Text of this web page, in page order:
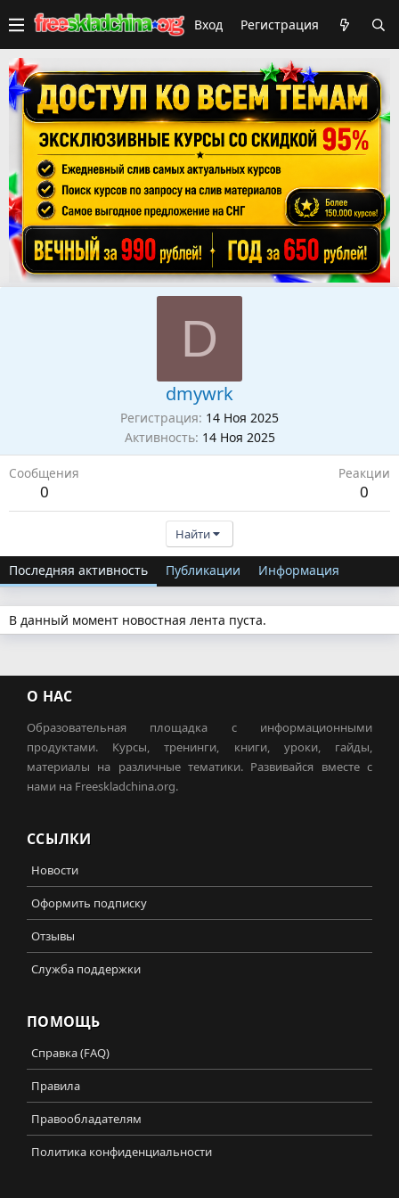
Вход Регистрация
D
dmywrk
Регистрация 14 Ноя 2025
Активность 14 Ноя 2025
Сообщения
0
Реакции
0
Найти
Последняя активность Публикации Информация
В данный момент новостная лента пуста.
О НАС
Образовательная площадка с информационными
продуктами. Курсы, тренинги, книги, уроки, гайды,
материалы на различные тематики. Развивайся вместе с
нами на Freeskladchina.org.
ССЫЛКИ
Новости
Оформить подписку
Отзывы
Служба поддержки
ПОМОЩЬ
Справка (FAQ)
Правила
Правообладателям
Политика конфиденциальности